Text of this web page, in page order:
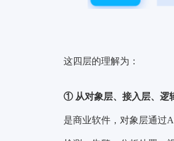
这四层的理解为：
① 从对象层、接入层、逻
是商业软件，对象层通过